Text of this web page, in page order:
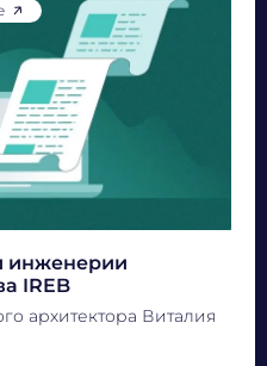
инженерии
IREB
архитектора Виталия